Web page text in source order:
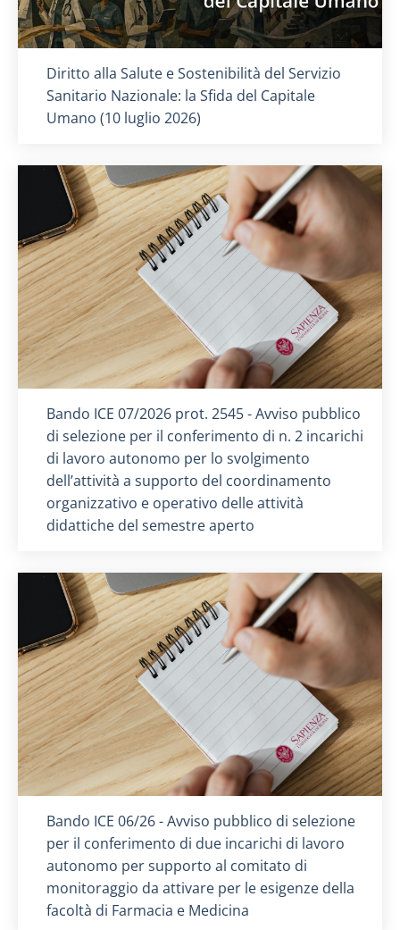
Titolo card:
Diritto alla Salute e Sostenibilità del Servizio
Sanitario Nazionale: la Sfida del Capitale
Umano (10 luglio 2026)
Titolo card:
Bando ICE 07/2026 prot. 2545 - Avviso pubblico
di selezione per il conferimento di n. 2 incarichi
di lavoro autonomo per lo svolgimento
dell’attività a supporto del coordinamento
organizzativo e operativo delle attività
didattiche del semestre aperto
Titolo card:
Bando ICE 06/26 - Avviso pubblico di selezione
per il conferimento di due incarichi di lavoro
autonomo per supporto al comitato di
monitoraggio da attivare per le esigenze della
facoltà di Farmacia e Medicina